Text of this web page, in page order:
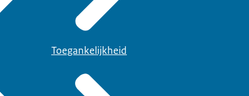
Toegankelijkheid